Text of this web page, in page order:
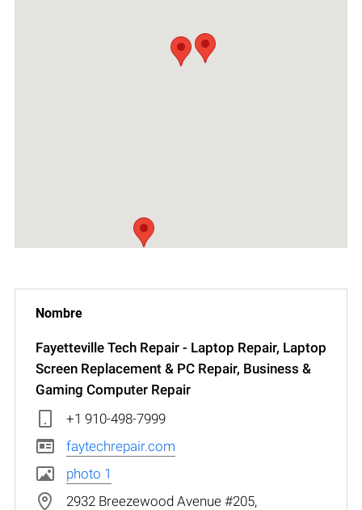
Fayetteville Tech Repair - Laptop Repair, Laptop
Screen Replacement & PC Repair, Business &
Gaming Computer Repair
+1 910-498-7999
faytechrepair.com
photo 1
2932 Breezewood Avenue #205,